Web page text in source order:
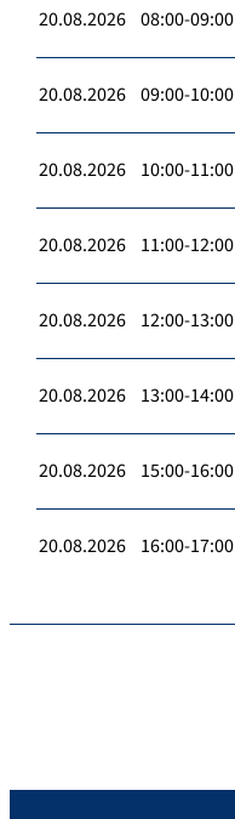
20.08.2026 08:00-09:00
20.08.2026 09:00-10:00
20.08.2026 10:00-11:00
20.08.2026 11:00-12:00
20.08.2026 12:00-13:00
20.08.2026 13:00-14:00
20.08.2026 15:00-16:00
20.08.2026 16:00-17:00